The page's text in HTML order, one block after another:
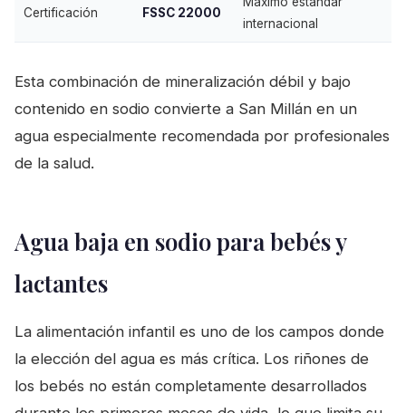
Certificación FSSC 22000
internacional
Esta combinación de mineralización débil y bajo
contenido en sodio convierte a San Millán en un
agua especialmente recomendada por profesionales
de la salud.
Agua baja en sodio para bebés y
lactantes
La alimentación infantil es uno de los campos donde
la elección del agua es más crítica. Los riñones de
los bebés no están completamente desarrollados